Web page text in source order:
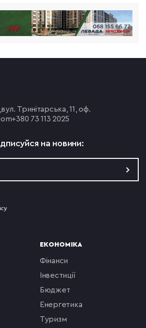
вул. Тринітарська, 11, оф.
+380 73 113 2025
на новини:
ЕКОНОМІКА
фінанси
інвестиції
бюджет
енергетика
туризм